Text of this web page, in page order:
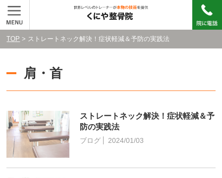
TOP > ストレートネック解決！症状軽減＆予防の実践法
肩・首
ストレートネック解決！症状軽減＆予
防の実践法
ブログ 2024/01/03